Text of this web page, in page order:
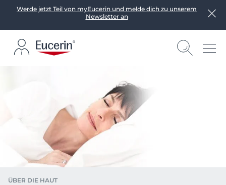
Werde jetzt Teil von myEucerin und melde dich zu unserem
Newsletter an
ÜBER DIE HAUT